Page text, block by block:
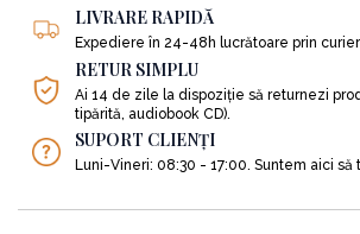
LIVRARE RAPIDĂ
Expediere în 24-48h lucrătoare prin
RETUR SIMPLU
Ai 14 de zile la dispoziție să returnezi
tipărită, audiobook CD).
SUPORT CLIENȚI
Luni-Vineri: 08:30 - 17:00. Suntem aici să